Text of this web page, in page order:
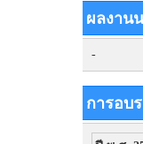
ผลงาน
-
การอบ